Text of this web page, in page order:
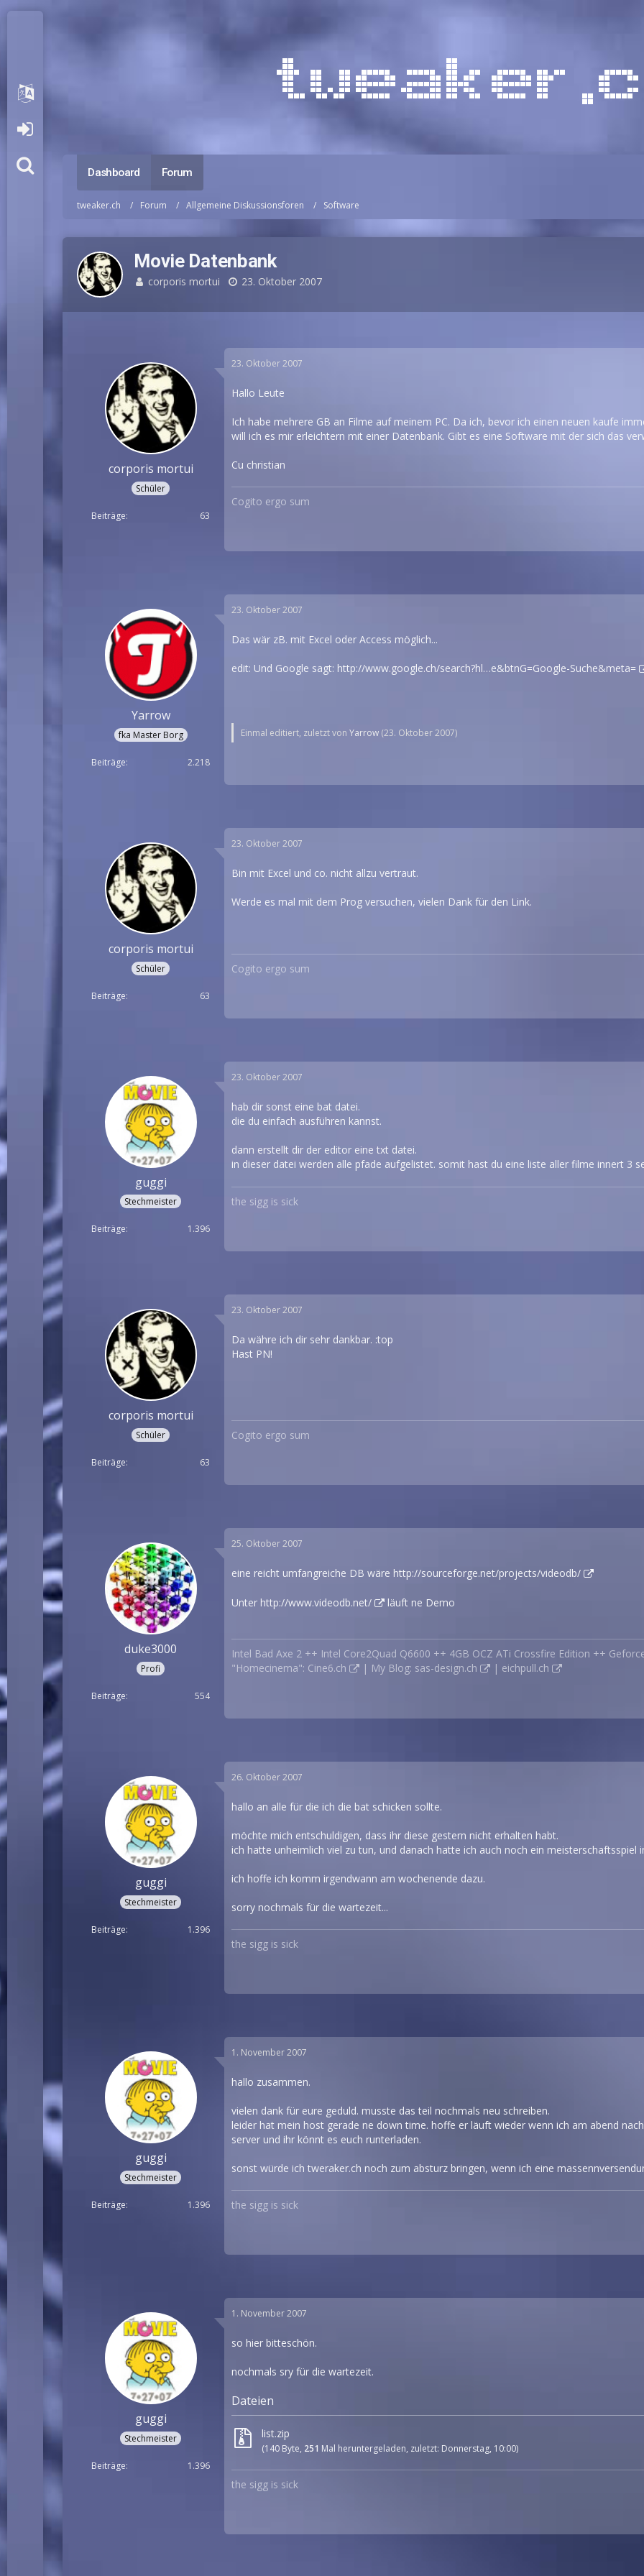
Dashboard Forum
tweaker.ch Forum Allgemeine Diskussionsforen Software
Movie Datenbank
corporis mortui 23. Oktober 2007
corporis mortui
Schüler
Beiträge 63
23. Oktober 2007
Hallo Leute
Ich habe mehrere GB an Filme auf meinem PC. Da ich, bevor ich einen neuen kaufe
will ich es mir erleichtern mit einer Datenbank. Gibt es eine Software mit der sich das
Cu christian
Cogito ergo sum
Yarrow
fka Master Borg
Beiträge 2.218
23. Oktober 2007
Das wär zB. mit Excel oder Access möglich...
edit: Und Google sagt: http://www.google.ch/search?hl…e&btnG=Google-Suche&meta=
Einmal editiert, zuletzt vonYarrow (23. Oktober 2007)
corporis mortui
Schüler
Beiträge 63
23. Oktober 2007
Bin mit Excel und co. nicht allzu vertraut.
Werde es mal mit dem Prog versuchen, vielen Dank für den Link.
Cogito ergo sum
guggi
Stechmeister
Beiträge 1.396
23. Oktober 2007
hab dir sonst eine bat datei.
die du einfach ausführen kannst.
dann erstellt dir der editor eine txt datei.
in dieser datei werden alle pfade aufgelistet. somit hast du eine liste aller filme innert 3
the sigg is sick
corporis mortui
Schüler
Beiträge 63
23. Oktober 2007
Da währe ich dir sehr dankbar. :top
Hast PN!
Cogito ergo sum
duke3000
Profi
Beiträge 554
25. Oktober 2007
eine reicht umfangreiche DB wäre http://sourceforge.net/projects/videodb/
Unter http://www.videodb.net/ läuft ne Demo
Intel Bad Axe 2 ++ Intel Core2Quad Q6600 ++ 4GB OCZ ATi Crossfire Edition ++
"Homecinema": Cine6.ch | My Blog: sas-design.ch | eichpull.ch
guggi
Stechmeister
Beiträge 1.396
26. Oktober 2007
hallo an alle für die ich die bat schicken sollte.
möchte mich entschuldigen, dass ihr diese gestern nicht erhalten habt.
ich hatte unheimlich viel zu tun, und danach hatte ich auch noch ein meisterschaftsspiel
ich hoffe ich komm irgendwann am wochenende dazu.
sorry nochmals für die wartezeit...
the sigg is sick
guggi
Stechmeister
Beiträge 1.396
1. November 2007
hallo zusammen.
vielen dank für eure geduld. musste das teil nochmals neu schreiben.
leider hat mein host gerade ne down time. hoffe er läuft wieder wenn ich am abend
server und ihr könnt es euch runterladen.
sonst würde ich tweraker.ch noch zum absturz bringen, wenn ich eine
the sigg is sick
guggi
Stechmeister
Beiträge 1.396
1. November 2007
so hier bitteschön.
nochmals sry für die wartezeit.
Dateien
list.zip
(140 Byte, 251 Mal heruntergeladen, zuletzt: Donnerstag, 10:00)
the sigg is sick